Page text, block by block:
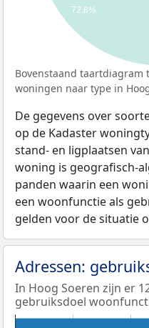
72,8%
Bovenstaand
woningen naar type in
De gegevens over
op de Kadaster
stand- en ligplaatsen
woning is geografisch-
panden waarin een
een woonfunctie als
gelden voor de situatie
Adressen:
In Hoog Soeren zijn er
gebruiksdoel